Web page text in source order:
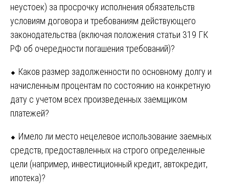
неустоек) за просрочку исполнения обязательств
условиям договора и требованиям действующего
законодательства (включая положения статьи 319 ГК
РФ об очередности погашения требований)?
⬥ Каков размер задолженности по основному долгу и
начисленным процентам по состоянию на конкретную
дату с учетом всех произведенных заемщиком
платежей?
⬥ Имело ли место нецелевое использование заемных
средств, предоставленных на строго определенные
цели (например, инвестиционный кредит, автокредит,
ипотека)?